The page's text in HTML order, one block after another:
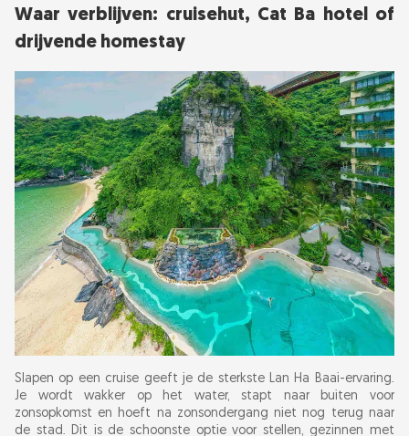
Waar verblijven: cruisehut, Cat Ba hotel of
drijvende homestay
Slapen op een cruise geeft je de sterkste Lan Ha Baai-ervaring.
Je wordt wakker op het water, stapt naar buiten voor
zonsopkomst en hoeft na zonsondergang niet nog terug naar
de stad. Dit is de schoonste optie voor stellen, gezinnen met